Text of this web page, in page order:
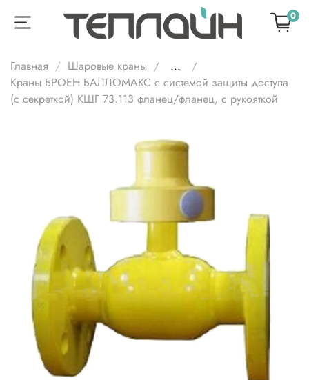
0
Главная Шаровые краны
...
Краны БРОЕН БАЛЛОМАКС с системой защиты доступа
(с секреткой) КШГ 73.113 фланец/фланец, с рукояткой